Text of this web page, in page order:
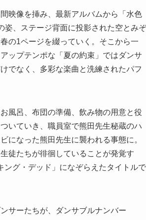
映像を挿み、最新アルバムから「水色
姿、ステージ背面に投影された空とみぞ
の1ページを綴っていく。そこから一
ップテンポな「夏の約束」ではダンサ
でなく、多彩な楽曲と洗練されたパフ
風呂、布団の準備、飲み物の用意と役
いていき、職員室で熊田先生秘蔵のハ
になった熊田先生に襲われる事態に。
徒たちが徘徊していることが発覚す
グ・デッド」になぞらえたタイトルで
サーたちが、ダンサブルナンバー